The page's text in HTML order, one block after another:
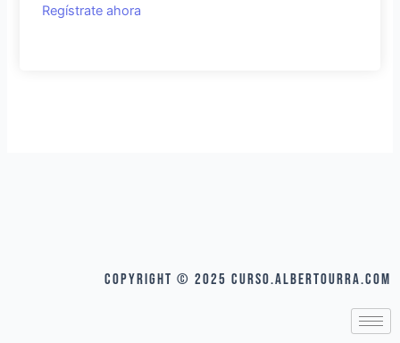
Regístrate ahora
COPYRIGHT © 2025 curso.albertourra.com